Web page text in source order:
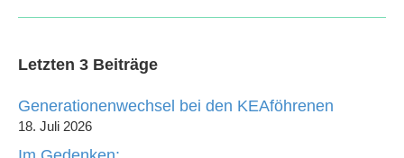
Letzten 3 Beiträge
Generationenwechsel bei den KEAföhrenen
18. Juli 2026